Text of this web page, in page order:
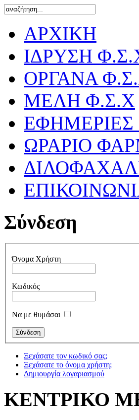
ΑΡΧΙΚΗ
ΙΔΡΥΣΗ
ΟΡΓΑΝΑ
ΜΕΛΗ Φ.Σ.Χ
ΩΡΑΡΙΟ
Σύνδεση
Όνομα Χρήστη
Κωδικός
Να με θυμάσαι
Ξεχάσατε τον κωδικό σας;
Ξεχάσατε το όνομα χρήστη;
Δημιουργία λογαριασμού
ΚΕΝΤΡΙΚΟ